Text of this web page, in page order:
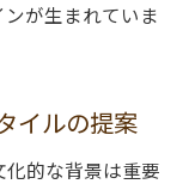
が生まれていま
イルの提案
的な背景は重要